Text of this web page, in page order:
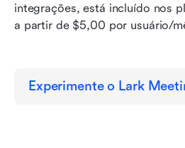
integrações, está incluído nos
a partir de $5,00 por usuário/
Experimente o Lark